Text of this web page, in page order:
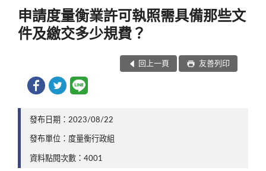
申請度量衡業許可執照需具備那些文
件及繳交多少規費？
回上一頁 友善列印
發布日期：2023/08/22
發布單位：度量衡行政組
資料點閱次數：4001